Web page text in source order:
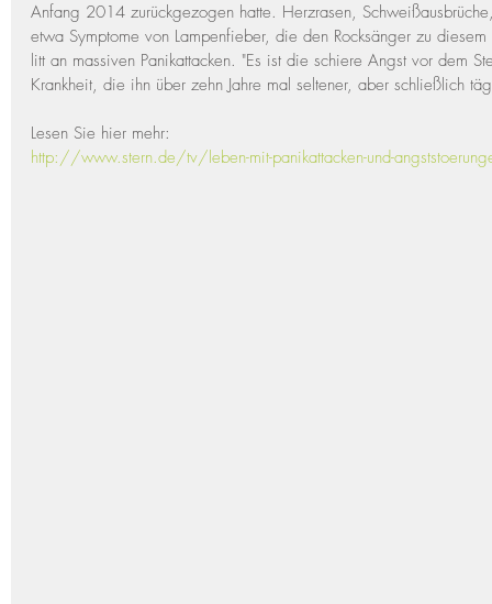
Anfang 2014 zurückgezogen hatte. Herzrasen,
etwa Symptome von Lampenfieber, die den Rocksänger zu
litt an massiven Panikattacken. "Es ist die schiere Angst vor dem
Krankheit, die ihn über zehn Jahre mal seltener, aber schließlich
Lesen Sie hier mehr:
http://www.stern.de/tv/leben-mit-panikattacken-und-